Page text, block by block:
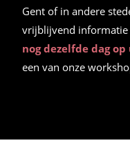
Gent of in andere
vrijblijvend informatie
nog dezelfde dag
een van onze